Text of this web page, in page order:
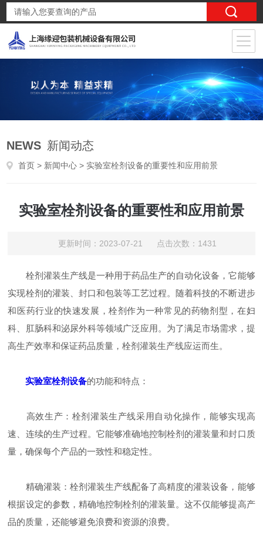
NEWS 新闻动态
首页 > 新闻中心 > 实验室栓剂设备的重要性和应用前景
实验室栓剂设备的重要性和应用前景
更新时间：2023-07-21 点击次数：1431
栓剂灌装生产线是一种用于药品生产的自动化设备，它能够
实现栓剂的灌装、封口和包装等工艺过程。随着科技的不断进步
和医药行业的快速发展，栓剂作为一种常见的药物剂型，在妇
科、肛肠科和泌尿外科等领域广泛应用。为了满足市场需求，提
高生产效率和保证药品质量，栓剂灌装生产线应运而生。
实验室栓剂设备的功能和特点：
高效生产：栓剂灌装生产线采用自动化操作，能够实现高
速、连续的生产过程。它能够准确地控制栓剂的灌装量和封口质
量，确保每个产品的一致性和稳定性。
精确灌装：栓剂灌装生产线配备了高精度的灌装设备，能够
根据设定的参数，精确地控制栓剂的灌装量。这不仅能够提高产
品的质量，还能够避免浪费和资源的浪费。